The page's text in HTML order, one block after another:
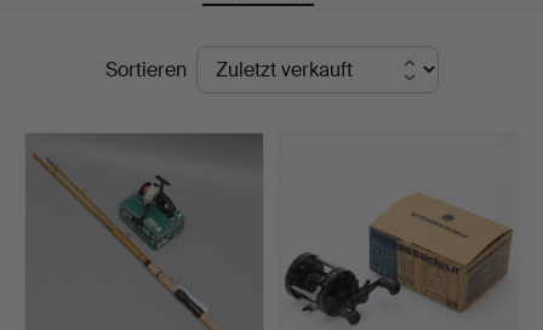
EndpreiseSortieren